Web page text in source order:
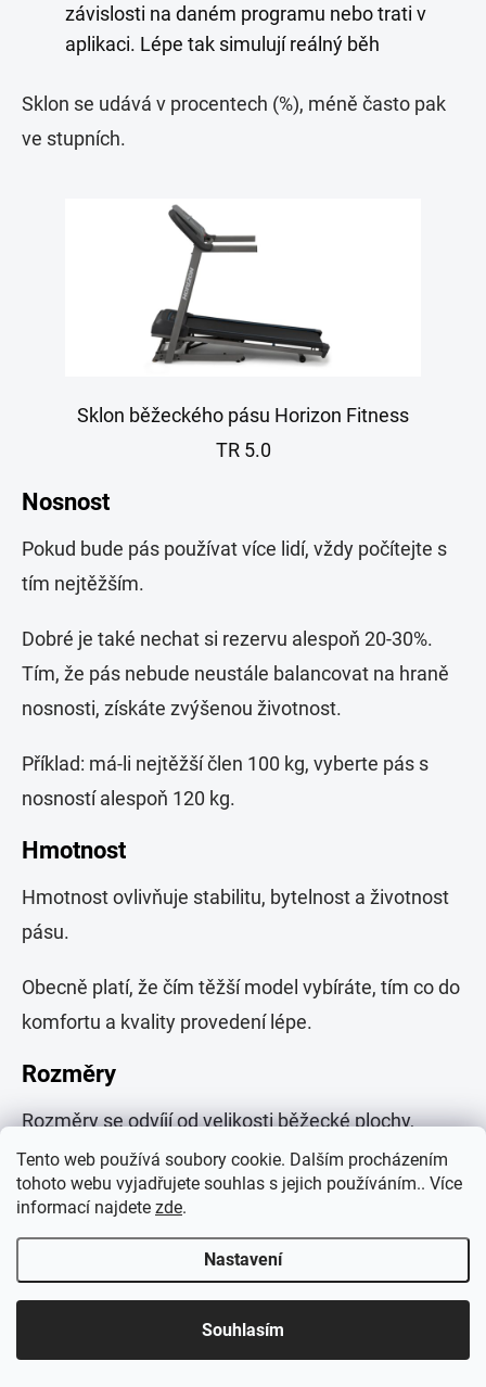
Tento web používá soubory cookie. Dalším procházením
tohoto webu vyjadřujete souhlas s jejich používáním.. Více
informací najdete zde.
Nastavení
Souhlasím
závislosti na daném programu nebo trati v
aplikaci. Lépe tak simulují reálný běh
Sklon se udává v procentech (%), méně často pak
ve stupních.
Sklon běžeckého pásu Horizon Fitness
TR 5.0
Nosnost
Pokud bude pás používat více lidí, vždy počítejte s
tím nejtěžším.
Dobré je také nechat si rezervu alespoň 20-30%.
Tím, že pás nebude neustále balancovat na hraně
nosnosti, získáte zvýšenou životnost.
Příklad: má-li nejtěžší člen 100 kg, vyberte pás s
nosností alespoň 120 kg.
Hmotnost
Hmotnost ovlivňuje stabilitu, bytelnost a životnost
pásu.
Obecně platí, že čím těžší model vybíráte, tím co do
komfortu a kvality provedení lépe.
Rozměry
Rozměry se odvíjí od velikosti běžecké plochy,
kterou už jsme probírali. Jste schopni ušetřit místo
sklopením pásu, nebo výběrem skládacího pásu,
skládací pásu je potřeba počítat se sníženou
stabilitou a robustností.